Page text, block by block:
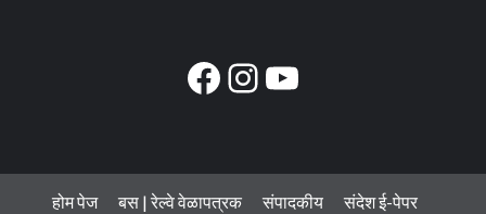
Facebook
Instagram
YouTube
होम पेज बस | रेल्वे वेळापत्रक संपादकीय संदेश ई-पेपर